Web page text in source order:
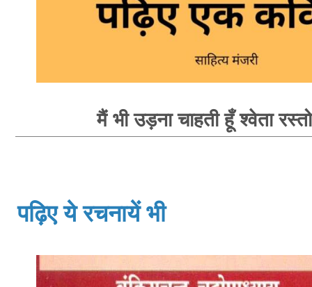
मैं भी उड़ना चाहती हूँ श्वेता
पढ़िए ये रचनायें भी